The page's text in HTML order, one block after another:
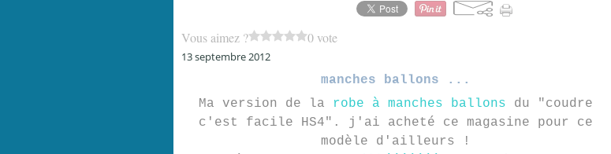
Vous aimez ? 0 vote
13 septembre 2012
manches ballons ...
Ma version de la
robe à manches ballons du "coudre
c'est facile HS4". j'ai acheté ce magasine pour ce
modèle d'ailleurs !